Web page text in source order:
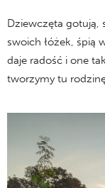
Dziewczęta gotują,
swoich łóżek, śpią
daje radość i one
tworzymy tu